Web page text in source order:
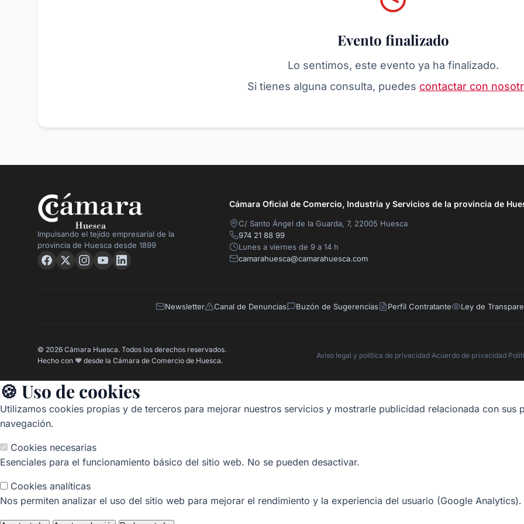
Evento finalizado
Lo sentimos, este evento ya ha finalizado.
Si tienes alguna consulta, puedes contactar con
Impulsando el tejido empresarial de la
provincia de Huesca desde 1899
Cámara Oficial de Comercio, Industria y Servicios de la provincia de
C/ Santo Ángel de la Guarda, 7, 22005 Huesca
974 21 88 99
Lunes a viernes de 9 a 14 h
camarahuesca@camarahuesca.com
Newsletter Canal de Denuncias Buzón de Sugerencias Perfil Contratante Ley de
© 2026 Cámara Huesca. Todos los derechos reservados.
Hecho con ❤️ desde la Cámara de Comercio de Huesca.
Aviso legal y política de privacidad·Acuerdo de privacidad·
🍪 Uso de cookies
Utilizamos cookies propias y de terceros para mejorar nuestros servicios y mostrarle publicidad relacionada con sus
navegación.
Cookies necesarias
Esenciales para el funcionamiento básico del sitio web. No se pueden desactivar.
Cookies analíticas
Nos permiten analizar el uso del sitio web para mejorar el rendimiento y la experiencia del usuario (Google Analytics).